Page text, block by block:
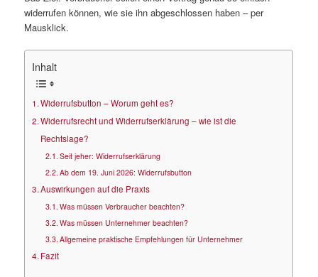
widerrufen können, wie sie ihn abgeschlossen haben – per
Mausklick.
Inhalt
Widerrufsbutton – Worum geht es?
Widerrufsrecht und Widerrufserklärung – wie ist die
Rechtslage?
Seit jeher: Widerrufserklärung
Ab dem 19. Juni 2026: Widerrufsbutton
Auswirkungen auf die Praxis
Was müssen Verbraucher beachten?
Was müssen Unternehmer beachten?
Allgemeine praktische Empfehlungen für Unternehmer
Fazit